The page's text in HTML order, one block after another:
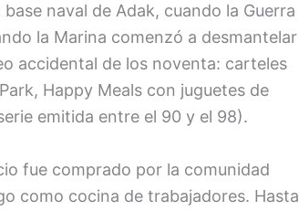
naval de Adak, cuando la Guerra
la Marina comenzó a desmantelar
accidental de los noventa: carteles
Happy Meals con juguetes de
emitida entre el 90 y el 98).
fue comprado por la comunidad
como cocina de trabajadores. Hasta